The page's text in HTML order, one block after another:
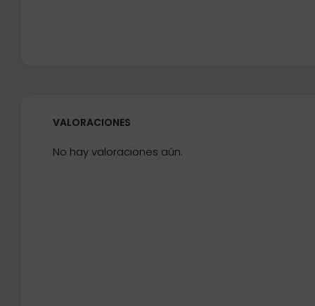
VALORACIONES
No hay valoraciones aún.